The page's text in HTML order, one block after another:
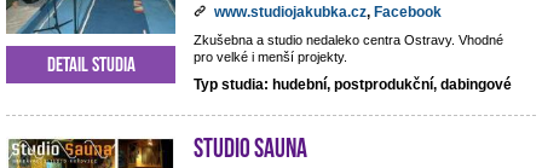
www.studiojakubka.cz, Facebook
Zkušebna a studio nedaleko centra Ostravy. Vhodné
pro velké i menší projekty.
Typ studia: hudební, postprodukční, dabingové
Detail studia
Studio Sauna